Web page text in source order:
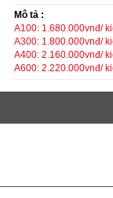
Mô tả :
A100: 1.680.000vnđ/
A300: 1.800.000vnđ/
A400: 2.160.000vnđ/
A600: 2.220.000vnđ/